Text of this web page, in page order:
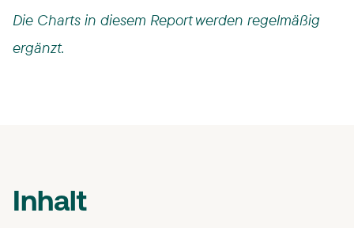
Die Charts in diesem Report werden regelmäßig
ergänzt.
Inhalt